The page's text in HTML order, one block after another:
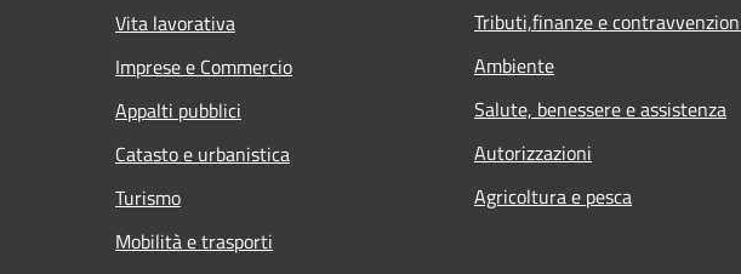
Vita lavorativa
Imprese e Commercio
Appalti pubblici
Catasto e urbanistica
Turismo
Mobilità e trasporti
Tributi,finanze e
Ambiente
Salute, benessere e assistenza
Autorizzazioni
Agricoltura e pesca